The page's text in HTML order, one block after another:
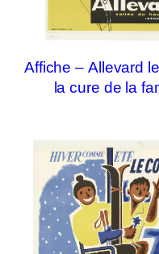
Affiche – Allevard
la cure de la